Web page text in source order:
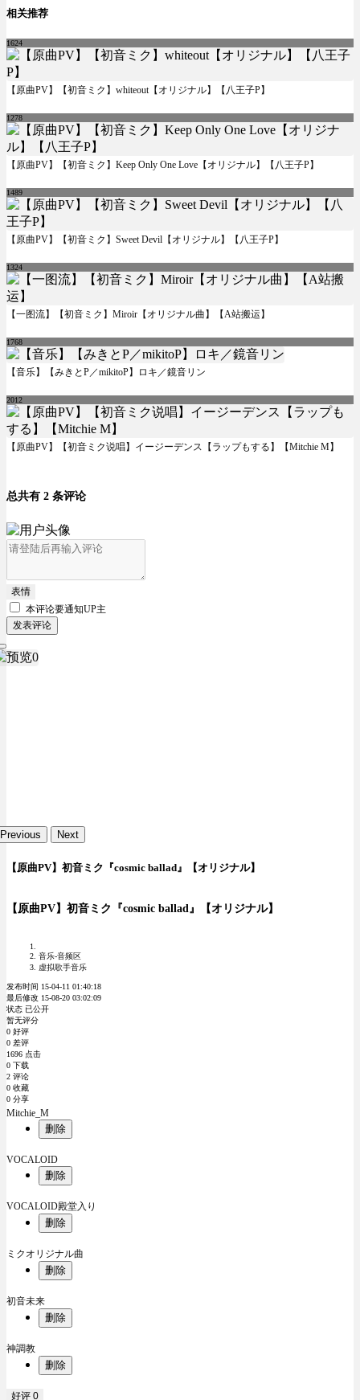
相关推荐
1624
【原曲PV】【初音ミク】whiteout【オリジナル】【八王子P】
1278
【原曲PV】【初音ミク】Keep Only One Love【オリジナル】【八王子P】
1489
【原曲PV】【初音ミク】Sweet Devil【オリジナル】【八王子P】
1324
【一图流】【初音ミク】Miroir【オリジナル曲】【A站搬运】
1768
【音乐】【みきとP／mikitoP】ロキ／鏡音リン
2012
【原曲PV】【初音ミク说唱】イージーデンス【ラップもする】【Mitchie M】
总共有 2 条评论
表情
本评论要通知UP主
发表评论
Previous Next
【原曲PV】初音ミク『cosmic ballad』【オリジナル】
【原曲PV】初音ミク『cosmic ballad』【オリジナル】
音乐-音频区
虚拟歌手音乐
发布时间 15-04-11 01:40:18
最后修改 15-08-20 03:02:09
状态 已公开
暂无评分
0 好评
0 差评
1696 点击
0 下载
2 评论
0 收藏
0 分享
Mitchie_M
删除
VOCALOID
删除
VOCALOID殿堂入り
删除
ミクオリジナル曲
删除
初音未来
删除
神調教
删除
好评 0